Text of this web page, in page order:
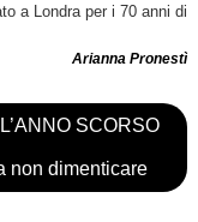
a Londra per i 70 anni di
Arianna Pronestì
SCORSO
non dimenticare